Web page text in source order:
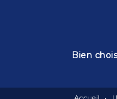
Bien